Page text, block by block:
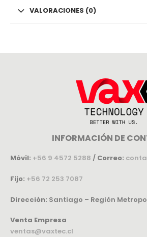
VALORACIONES (0)
INFORMACIÓN DE
Móvil: +56 9 4572 5288 / Correo:
Fijo: +56 72 253 7087
Dirección: Santiago – Región
Venta Empresa
ventas@vaxtec.cl